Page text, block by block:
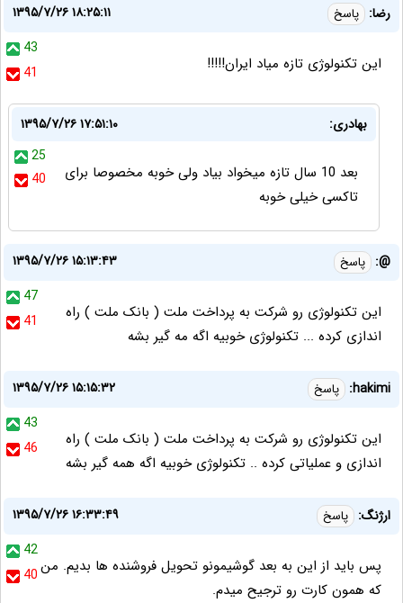
رضا: پاسخ
۱۳۹۵/۷/۲۶ ۱۸:۲۵:۱۱
43
41
این تکنولوژی تازه میاد ایران!!!!!
بهادری:
۱۳۹۵/۷/۲۶ ۱۷:۵۱:۱۰
25
40
بعد 10 سال تازه میخواد بیاد ولی خوبه مخصوصا برای
تاکسی خیلی خوبه
@: پاسخ
۱۳۹۵/۷/۲۶ ۱۵:۱۳:۴۳
47
41
اين تکنولوژی رو شرکت به پرداخت ملت ( بانک ملت ) راه
اندازی کرده ... تکنولوژی خوبیه اگه مه گیر بشه
hakimi: پاسخ
۱۳۹۵/۷/۲۶ ۱۵:۱۵:۳۲
43
46
این تکنولوژی رو شرکت به پرداخت ملت ( بانک ملت ) راه
اندازی و عملیاتی کرده .. تکنولوژی خوبیه اگه همه گیر بشه
ارژنگ: پاسخ
۱۳۹۵/۷/۲۶ ۱۶:۳۳:۴۹
42
40پس باید از این به بعد گوشیمونو تحویل فروشنده ها بدیم. من
که همون کارت رو ترجیح میدم.